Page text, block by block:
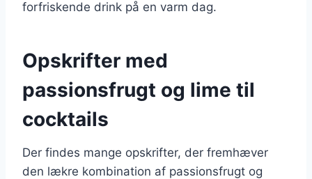
forfriskende drink på en varm dag.
Opskrifter med
passionsfrugt og lime til
cocktails
Der findes mange opskrifter, der fremhæver
den lækre kombination af passionsfrugt og